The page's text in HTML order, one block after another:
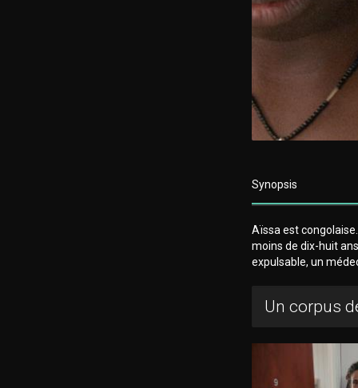
Synopsis
Aïssa est
moins de dix-huit
expulsable, un
Un corpus